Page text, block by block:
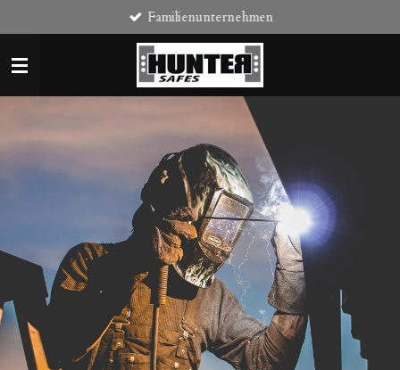
Hauptinhalt
springen
Familienunternehmen